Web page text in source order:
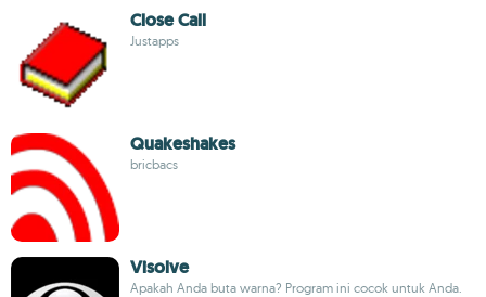
Close Call
Justapps
Quakeshakes
bricbacs
Visolve
Apakah Anda buta warna? Program ini cocok untuk Anda.